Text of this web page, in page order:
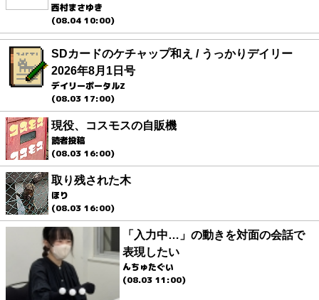
西村まさゆき
(08.04 10:00)
SDカードのケチャップ和え / うっかりデイリー
2026年8月1日号
デイリーポータルZ
(08.03 17:00)
現役、コスモスの自販機
読者投稿
(08.03 16:00)
取り残された木
ほり
(08.03 16:00)
「入力中…」の動きを対面の会話で
表現したい
んちゅたぐい
(08.03 11:00)